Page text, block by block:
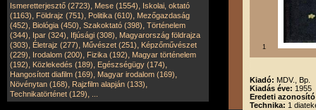
Ismeretterjesztő (2723), Mese (1554), Iskolai, oktató
(1163), Földrajz (751), Politika (610), Mezőgazdaság
(452), Biológia (450), Szakoktató (398), Történelem
(344), Ipar (324), Ifjúsági (308), Magyarország földrajza
(303), Életrajz (277), Művészet (251), Képzőművészet
(229), Irodalom (200), Fizika (192), Magyar történelem
(192), Közlekedés (189), Egészségügy (174),
Hangosított diafilm (169), Magyar irodalom (169),
Növénytan (168), Rajzfilm alapján (133),
Technikatörténet (129),
1
Kiadó: MDV., Bp.
Kiadás éve: 1955
Eredeti
Technika: 1